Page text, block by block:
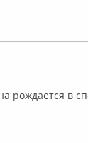
рождается в